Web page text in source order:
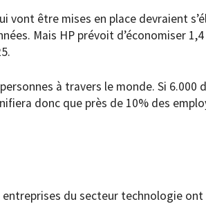
vont être mises en place devraient
Mais HP prévoit d’économiser
à travers le monde. Si 6.000
donc que près de 10% des
entreprises du secteur technologie ont